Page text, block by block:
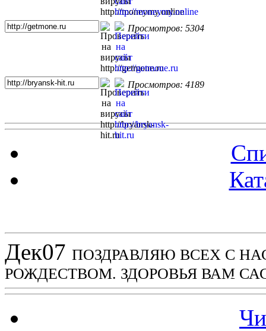
Просмотров: 5304
Просмотров: 4189
Дек07 ПОЗДРАВЛЯЮ ВСЕХ С
РОЖДЕСТВОМ. ЗДОРОВЬЯ ВАМ